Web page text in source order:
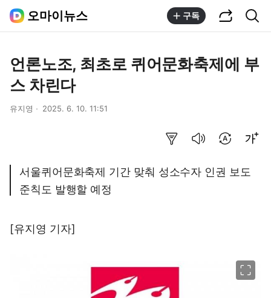
오마이뉴스 구독
언론노조, 최초로 퀴어문화축제에 부
스 차린다
유지영 2025. 6. 10. 11:51
서울퀴어문화축제 기간 맞춰 성소수자 인권 보도
준칙도 발행할 예정
[유지영 기자]